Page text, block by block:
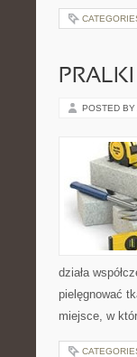
POSTED BY
działa
pielęgnować
miejsce, w